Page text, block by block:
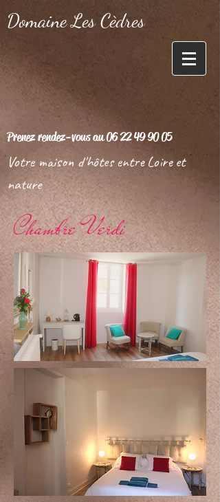
Domaine Les Cèdres
Prenez rendez-vous au06 22 49 90 05
Votre maison d'hôtes entre Loire et
nature
Chambre Verdi